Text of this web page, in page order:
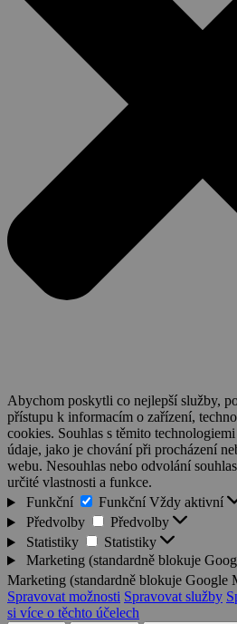
Abychom poskytli co nejlepší služby,
přístupu k informacím o zařízení,
cookies. Souhlas s těmito
údaje, jako je chování při procházení
webu. Nesouhlas nebo odvolání
určité vlastnosti a funkce.
Funkční
FunkčníVždy aktivní
Předvolby
Předvolby
Statistiky
Statistiky
Marketing (standardně blokuje
Marketing (standardně blokuje Google
Spravovat možnosti Spravovat služby
si více o těchto účelech